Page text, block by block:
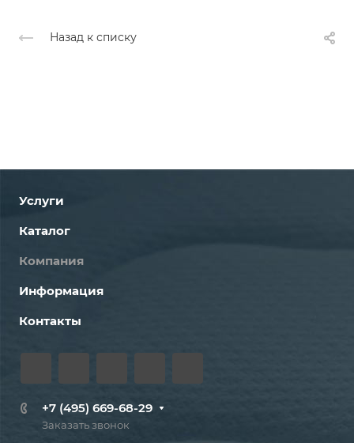
Назад к списку
Услуги
Каталог
Компания
Информация
Контакты
+7 (495) 669-68-29
Заказать звонок